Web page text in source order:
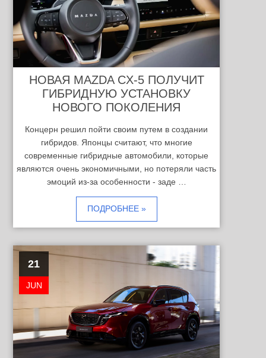
НОВАЯ MAZDA CX-5 ПОЛУЧИТ
ГИБРИДНУЮ УСТАНОВКУ
НОВОГО ПОКОЛЕНИЯ
Концерн решил пойти своим путем в создании
гибридов. Японцы считают, что многие
современные гибридные автомобили, которые
являются очень экономичными, но потеряли часть
эмоций из-за особенности - заде …
ПОДРОБНЕЕ »
21
JUN